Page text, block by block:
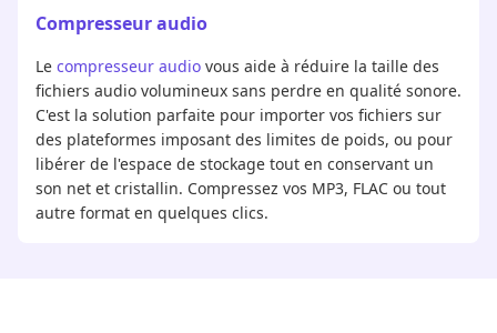
Compresseur audio
Le compresseur audio vous aide à réduire la taille des
fichiers audio volumineux sans perdre en qualité sonore.
C'est la solution parfaite pour importer vos fichiers sur
des plateformes imposant des limites de poids, ou pour
libérer de l'espace de stockage tout en conservant un
son net et cristallin. Compressez vos MP3, FLAC ou tout
autre format en quelques clics.